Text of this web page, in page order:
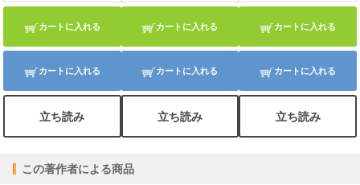
カートに入れる
カートに入れる
立ち読み
カートに入れる
カートに入れる
立ち読み
カートに入れる
カートに入れる
立ち読み
この著作者による商品